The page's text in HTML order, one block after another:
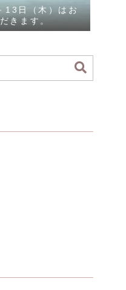
13日（木）はお
きます。